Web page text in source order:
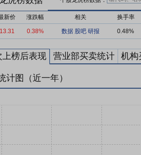
新价 涨跌幅 相关 换手率
13.31 0.38% 数据 股吧 研报 0.48%
上榜后表现 营业部买卖统计 机构
计图（近一年）